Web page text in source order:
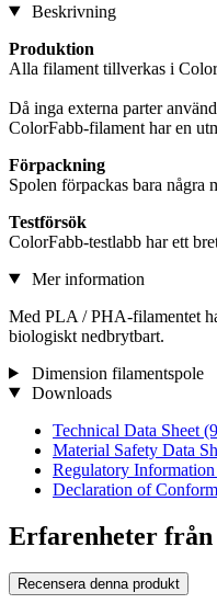
Beskrivning
Produktion
Alla filament tillverkas i
Då inga externa parter
ColorFabb-filament har en
Förpackning
Spolen förpackas bara några
Testförsök
ColorFabb-testlabb har ett
Mer information
Med PLA / PHA-filamentet
biologiskt nedbrytbart.
Dimension filamentspole
Downloads
Technical Data Sheet
Material Safety Data
Regulatory Information
Declaration of
Erfarenheter
Recensera denna produkt